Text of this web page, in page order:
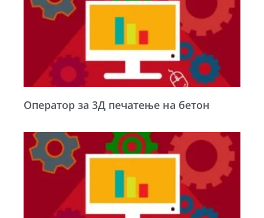
Оператор за 3Д печатење на бетон